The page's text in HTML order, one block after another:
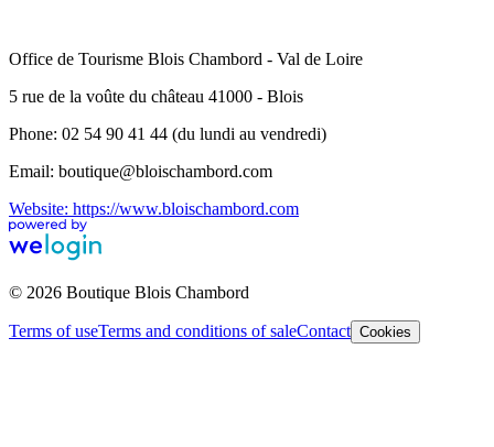
Office de Tourisme Blois Chambord - Val de Loire
5 rue de la voûte du château 41000 - Blois
Phone: 02 54 90 41 44 (du lundi au vendredi)
Email: boutique@bloischambord.com
Website: https://www.bloischambord.com
© 2026 Boutique Blois Chambord
Terms of useTerms and conditions of saleContact Cookies